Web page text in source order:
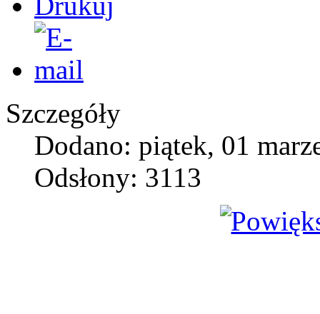
Szczegóły
Dodano: piątek, 01
Odsłony: 3113